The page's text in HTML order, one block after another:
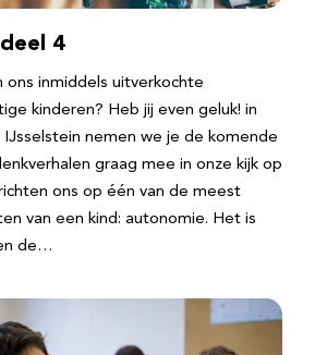
4
ons inmiddels uitverkochte
kinderen? Heb jij even geluk! in
nemen we je de komende
graag mee in onze kijk op
ons op één van de meest
van een kind: autonomie. Het is
de…